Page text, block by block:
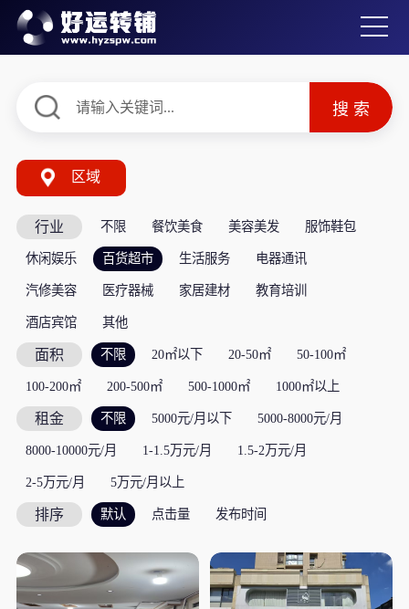
区域
行业 不限 餐饮美食 美容美发 服饰鞋包
休闲娱乐 百货超市 生活服务 电器通讯
汽修美容 医疗器械 家居建材 教育培训
酒店宾馆 其他
面积 不限 20㎡以下 20-50㎡ 50-100㎡
100-200㎡ 200-500㎡ 500-1000㎡ 1000㎡以上
租金 不限 5000元/月以下 5000-8000元/月
8000-10000元/月 1-1.5万元/月 1.5-2万元/月
2-5万元/月 5万元/月以上
排序 默认 点击量 发布时间